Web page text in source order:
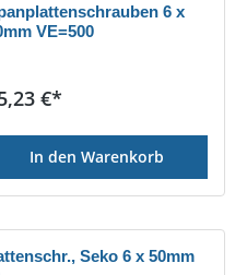
6 x
VE=500
Preis:
€*
In den Warenkorb
Seko 6 x 50mm